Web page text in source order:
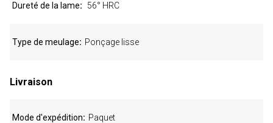
Dureté de la lame 56° HRC
Type de meulage Ponçage lisse
Livraison
Mode d'expédition Paquet